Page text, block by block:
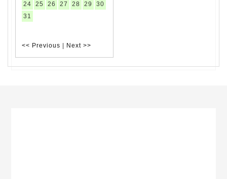
<< Previous Next >>
24
25 26 27 28 29
30
31